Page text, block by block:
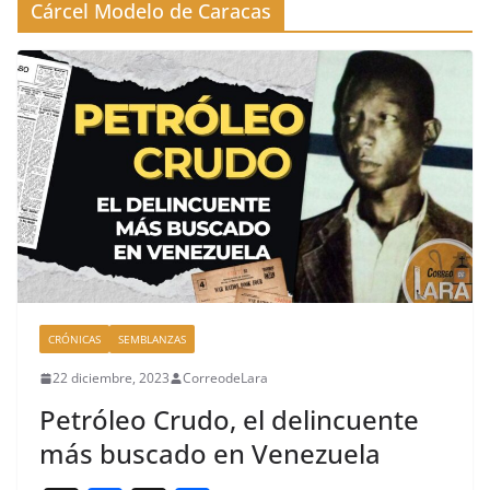
Cárcel Modelo de Caracas
CRÓNICAS SEMBLANZAS
22 diciembre, 2023 CorreodeLara
Petróleo Crudo, el delincuente
más buscado en Venezuela